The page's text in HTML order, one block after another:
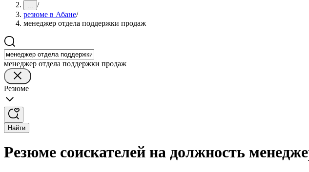
... /
резюме в Абане/
менеджер отдела поддержки продаж
менеджер отдела поддержки продаж
Резюме
Найти
Резюме соискателей на должность